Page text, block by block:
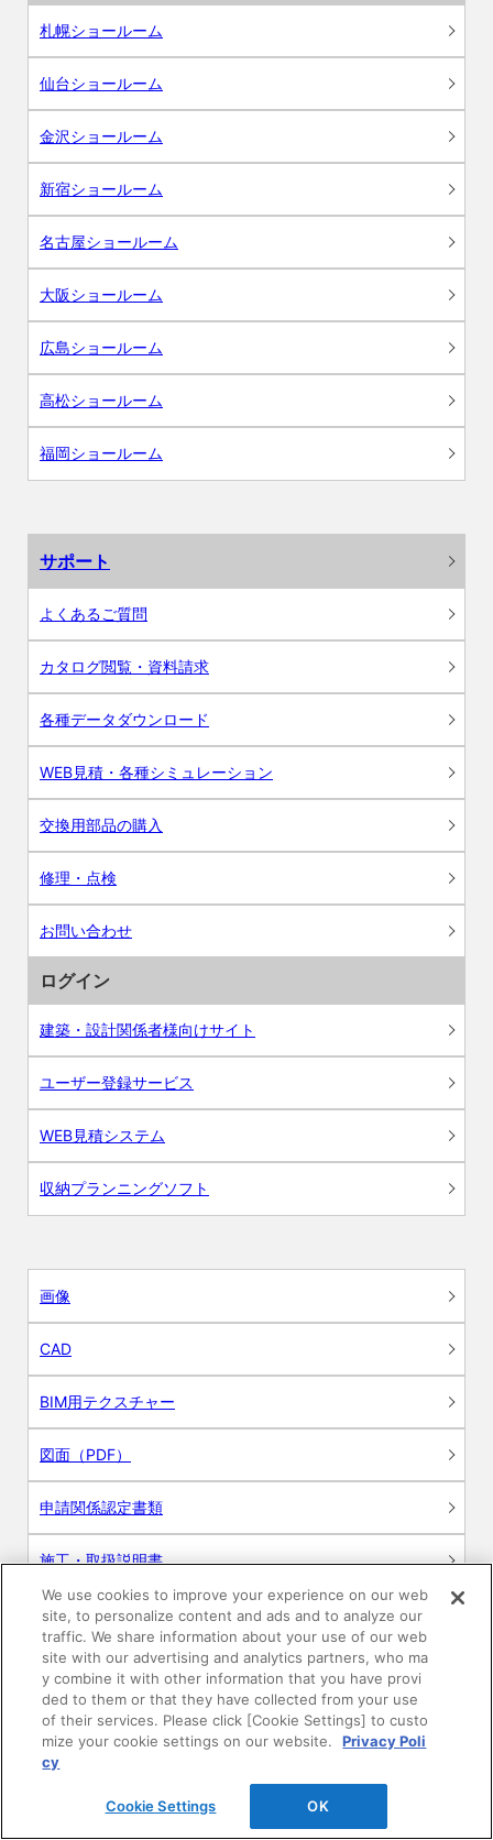
札幌ショールーム
仙台ショールーム
金沢ショールーム
新宿ショールーム
名古屋ショールーム
大阪ショールーム
広島ショールーム
高松ショールーム
福岡ショールーム
サポート
よくあるご質問
カタログ閲覧・資料請求
各種データダウンロード
WEB見積・各種シミュレーション
交換用部品の購入
修理・点検
お問い合わせ
ログイン
建築・設計関係者様向けサイト
ユーザー登録サービス
WEB見積システム
収納プランニングソフト
画像
CAD
BIM用テクスチャー
図面（PDF）
申請関係認定書類
施工・取扱説明書
動画
シミュレーションツール
24時間換気システム〈エアスマート〉
簡易設計見積ソフト
R&Dセンター環境測定・分析サービス
We use cookies to improve your experience on our web
site, to personalize content and ads and to analyze our
traffic. We share information about your use of our web
site with our advertising and analytics partners, who ma
y combine it with other information that you have provi
ded to them or that they have collected from your use
of their services. Please click [Cookie Settings] to custo
mize your cookie settings on our website.
Privacy Poli
cy
Cookie Settings OK